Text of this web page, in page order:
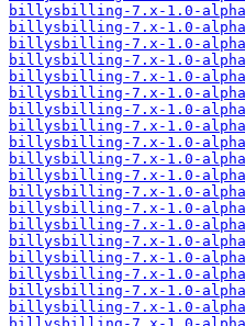
billysbilling-7.x-1.0-
billysbilling-7.x-1.0-
billysbilling-7.x-1.0-
billysbilling-7.x-1.0-
billysbilling-7.x-1.0-
billysbilling-7.x-1.0-
billysbilling-7.x-1.0-
billysbilling-7.x-1.0-
billysbilling-7.x-1.0-
billysbilling-7.x-1.0-
billysbilling-7.x-1.0-
billysbilling-7.x-1.0-
billysbilling-7.x-1.0-
billysbilling-7.x-1.0-
billysbilling-7.x-1.0-
billysbilling-7.x-1.0-
billysbilling-7.x-1.0-
billysbilling-7.x-1.0-
billysbilling-7.x-1.0-